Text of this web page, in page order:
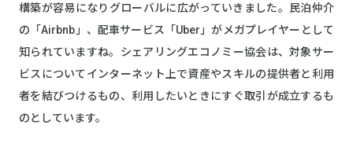
構築が容易になりグローバルに広がっていきました。民泊仲介
の「Airbnb」、配車サービス「Uber」がメガプレイヤーとして
知られていますね。シェアリングエコノミー協会は、対象サー
ビスについてインターネット上で資産やスキルの提供者と利用
者を結びつけるもの、利用したいときにすぐ取引が成立するも
のとしています。